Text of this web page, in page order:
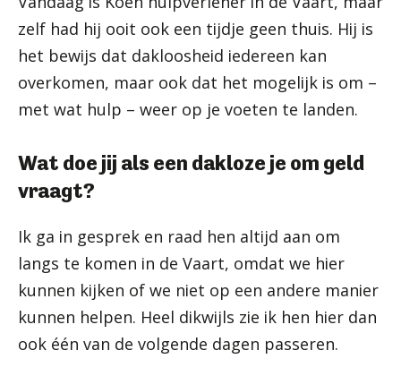
zelf had hij ooit ook een tijdje geen thuis. Hij is
het bewijs dat dakloosheid iedereen kan
overkomen, maar ook dat het mogelijk is om –
met wat hulp – weer op je voeten te landen.
Wat doe jij als een dakloze je om geld
vraagt?
Ik ga in gesprek en raad hen altijd aan om
langs te komen in de Vaart, omdat we hier
kunnen kijken of we niet op een andere manier
kunnen helpen. Heel dikwijls zie ik hen hier dan
ook één van de volgende dagen passeren.